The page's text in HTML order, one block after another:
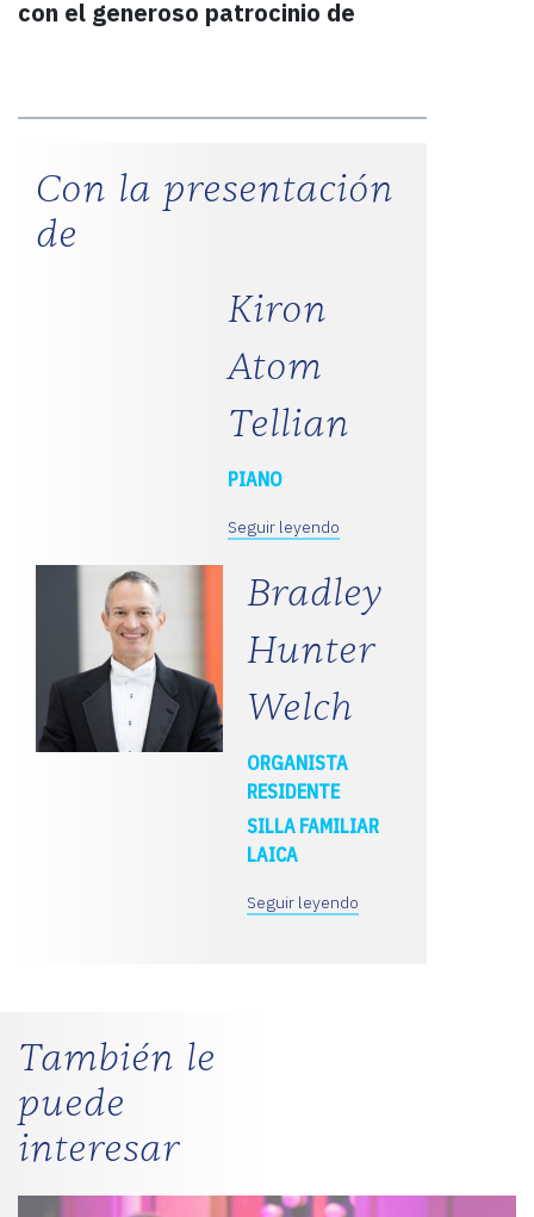
con el generoso patrocinio de
Con la presentación
de
Kiron
Atom
Tellian
PIANO
Seguir leyendo
Bradley
Hunter
Welch
ORGANISTA
RESIDENTE
SILLA FAMILIAR
LAICA
Seguir leyendo
También le
puede
interesar